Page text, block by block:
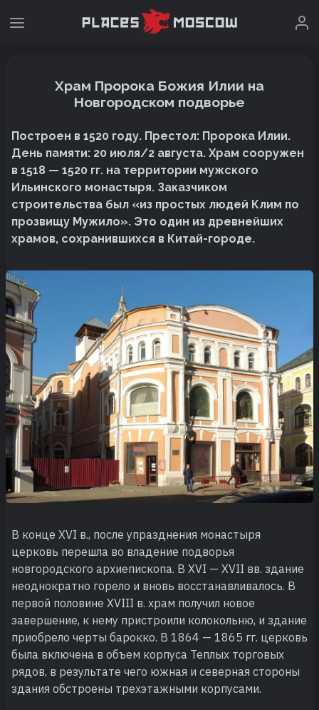
Храм Пророка Божия Илии на
Новгородском подворье
Построен в 1520 году. Престол: Пророка Илии.
День памяти: 20 июля/2 августа. Храм сооружен
в 1518 — 1520 гг. на территории мужского
Ильинского монастыря. Заказчиком
строительства был «из простых людей Клим по
прозвищу Мужило». Это один из древнейших
храмов, сохранившихся в Китай-городе.
В конце XVI в., после упразднения монастыря
церковь перешла во владение подворья
новгородского архиепископа. В XVI — XVII вв. здание
неоднократно горело и вновь восстанавливалось. В
первой половине XVIII в. храм получил новое
завершение, к нему пристроили колокольню, и здание
приобрело черты барокко. В 1864 — 1865 гг. церковь
была включена в объем корпуса Теплых торговых
рядов, в результате чего южная и северная стороны
здания обстроены трехэтажными корпусами.